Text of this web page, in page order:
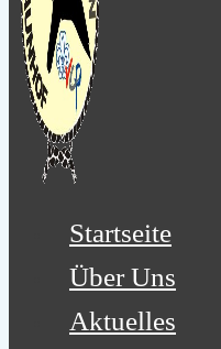
Startseite
Über Uns
Aktuelles